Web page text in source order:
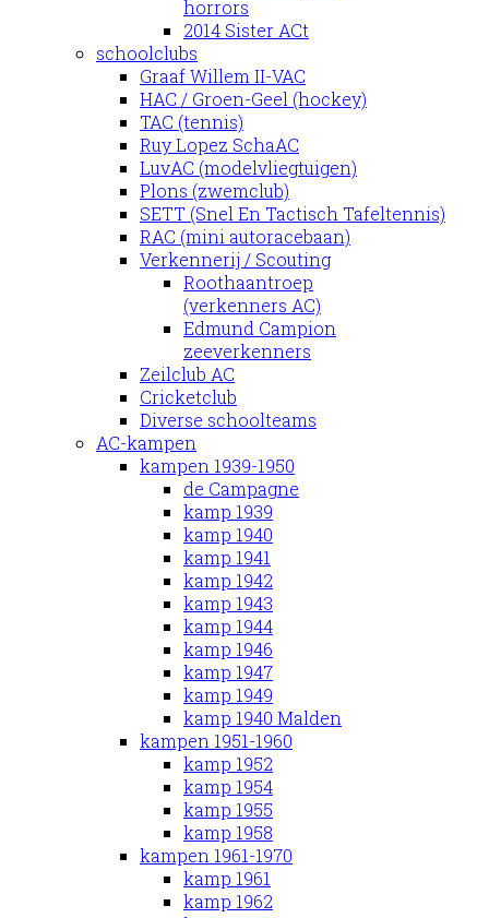
horrors
2014 Sister ACt
schoolclubs
Graaf Willem II-VAC
HAC / Groen-Geel (hockey)
TAC (tennis)
Ruy Lopez SchaAC
LuvAC (modelvliegtuigen)
Plons (zwemclub)
SETT (Snel En Tactisch Tafeltennis)
RAC (mini autoracebaan)
Verkennerij / Scouting
Roothaantroep
(verkenners AC)
Edmund Campion
zeeverkenners
Zeilclub AC
Cricketclub
Diverse schoolteams
AC-kampen
kampen 1939-1950
de Campagne
kamp 1939
kamp 1940
kamp 1941
kamp 1942
kamp 1943
kamp 1944
kamp 1946
kamp 1947
kamp 1949
kamp 1940 Malden
kampen 1951-1960
kamp 1952
kamp 1954
kamp 1955
kamp 1958
kampen 1961-1970
kamp 1961
kamp 1962